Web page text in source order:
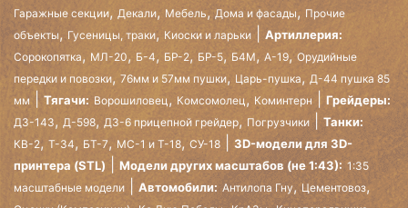
Гаражные секции, Декали, Мебель, Дома и фасады, Прочие
объекты, Гусеницы, траки, Киоски и ларьки Артиллерия:
Сорокопятка, МЛ-20, Б-4, БР-2, БР-5, Б4М, А-19, Орудийные
передки и повозки, 76мм и 57мм пушки, Царь-пушка, Д-44 пушка 85
мм
Тягачи: Ворошиловец , Комсомолец , Коминтерн Грейдеры:
ДЗ-143, Д-598, ДЗ-6 прицепной грейдер, Погрузчики Танки:
КВ-2, Т-34, БТ-7, МС-1 и Т-18,СУ-18
3D-модели для 3D-
принтера (STL)
Модели других масштабов (не 1:43): 1:35
масштабные модели
Автомобили: Антилопа Гну,Цементовоз,